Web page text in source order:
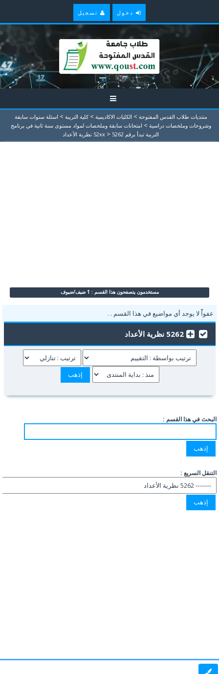
دخول تسجيل
منتديات طلاب القدس المفتوحة > الكليات الاكاديمية > كلية التربية > اسئلة سنوات سابقة
وشروحات وملخصات دراسية > امتحانات سابقة وملخصات لمواد مستوى سنة ثانية في برنامج
التربية تبدأ برقم 52xx
> 5262 نظرية الأعداد
مستخدمون يتصفحون هذا القسم : 1 ضيف/ضيوف
عفواًً لا يوجد أي مواضيع في هذا القسم . .
5262 نظرية الأعداد
البحث في هذا القسم :
التنقل السريع :